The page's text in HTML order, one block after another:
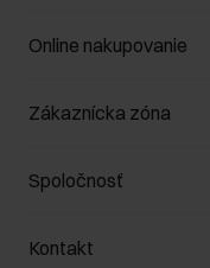
Online nakupovanie
Spravovať súbory cookie
Spôsob platby
Vrátenie
Zákaznícka zóna
Zákazníky klub
Pravidlá propagácie
Starostlivosť o kožu
Spoločnosť
O nás
Kontakt